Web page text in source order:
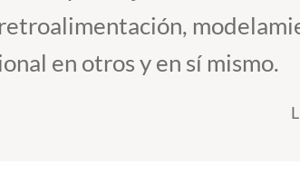
en otros y en sí mismo.